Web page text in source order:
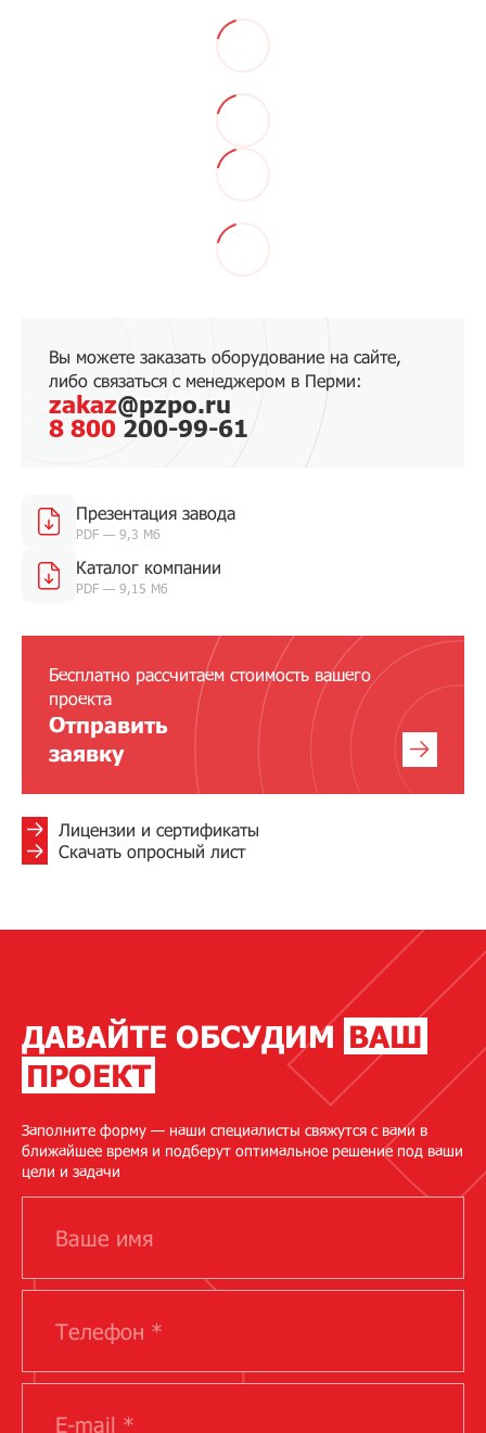
Вы можете заказать оборудование на сайте,
либо связаться с менеджером в Перми:
zakaz@pzpo.ru
8 800 200-99-61
Презентация завода
PDF — 9,3 Мб
Каталог компании
PDF — 9,15 Мб
Бесплатно рассчитаем стоимость вашего
проекта
Отправить
заявку
Лицензии и сертификаты
Скачать опросный лист
ДАВАЙТЕ ОБСУДИМ ВАШ
ПРОЕКТ
Заполните форму — наши специалисты свяжутся с вами в
ближайшее время и подберут оптимальное решение под ваши
цели и задачи